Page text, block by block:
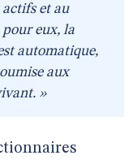
actifs et au
eux, la
automatique,
aux
»